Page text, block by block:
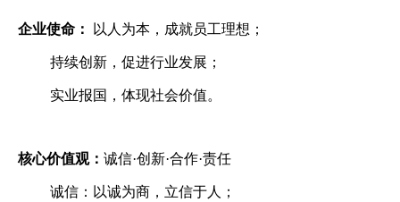
企业使命： 以人为本，成就员工理想；
持续创新，促进行业发展；
实业报国，体现社会价值。
核心价值观： 诚信·创新·合作·责任
诚信：以诚为商，立信于人；